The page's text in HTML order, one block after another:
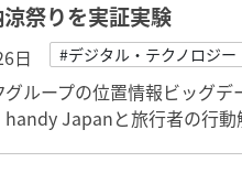
祭りを実証実験
日 #デジタル・テクノロジー
グループの位置情報ビッグ
Japanと旅行者の行動